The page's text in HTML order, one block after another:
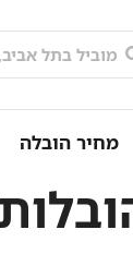
מחיר הובלה